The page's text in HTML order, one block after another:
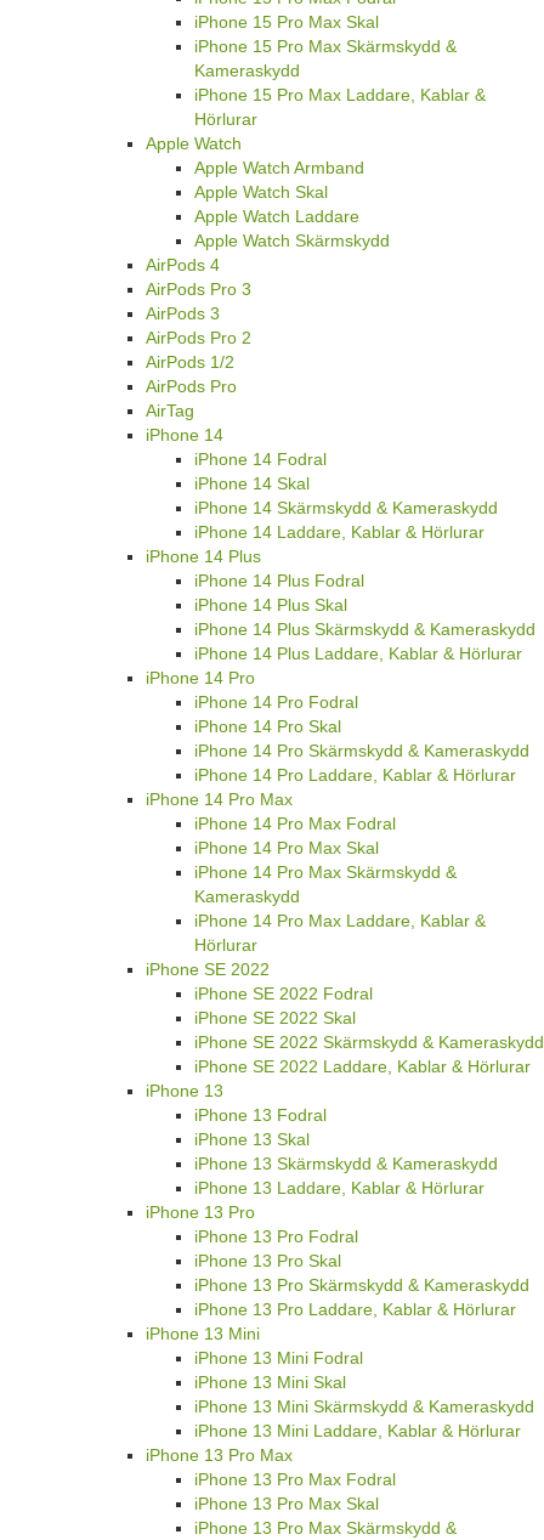
iPhone 15 Pro Max Skal
iPhone 15 Pro Max Skärmskydd &
Kameraskydd
iPhone 15 Pro Max Laddare, Kablar &
Hörlurar
Apple Watch
Apple Watch Armband
Apple Watch Skal
Apple Watch Laddare
Apple Watch Skärmskydd
AirPods 4
AirPods Pro 3
AirPods 3
AirPods Pro 2
AirPods 1/2
AirPods Pro
AirTag
iPhone 14
iPhone 14 Fodral
iPhone 14 Skal
iPhone 14 Skärmskydd & Kameraskydd
iPhone 14 Laddare, Kablar & Hörlurar
iPhone 14 Plus
iPhone 14 Plus Fodral
iPhone 14 Plus Skal
iPhone 14 Plus Skärmskydd & Kameraskydd
iPhone 14 Plus Laddare, Kablar & Hörlurar
iPhone 14 Pro
iPhone 14 Pro Fodral
iPhone 14 Pro Skal
iPhone 14 Pro Skärmskydd & Kameraskydd
iPhone 14 Pro Laddare, Kablar & Hörlurar
iPhone 14 Pro Max
iPhone 14 Pro Max Fodral
iPhone 14 Pro Max Skal
iPhone 14 Pro Max Skärmskydd &
Kameraskydd
iPhone 14 Pro Max Laddare, Kablar &
Hörlurar
iPhone SE 2022
iPhone SE 2022 Fodral
iPhone SE 2022 Skal
iPhone SE 2022 Skärmskydd & Kameraskydd
iPhone SE 2022 Laddare, Kablar & Hörlurar
iPhone 13
iPhone 13 Fodral
iPhone 13 Skal
iPhone 13 Skärmskydd & Kameraskydd
iPhone 13 Laddare, Kablar & Hörlurar
iPhone 13 Pro
iPhone 13 Pro Fodral
iPhone 13 Pro Skal
iPhone 13 Pro Skärmskydd & Kameraskydd
iPhone 13 Pro Laddare, Kablar & Hörlurar
iPhone 13 Mini
iPhone 13 Mini Fodral
iPhone 13 Mini Skal
iPhone 13 Mini Skärmskydd & Kameraskydd
iPhone 13 Mini Laddare, Kablar & Hörlurar
iPhone 13 Pro Max
iPhone 13 Pro Max Fodral
iPhone 13 Pro Max Skal
iPhone 13 Pro Max Skärmskydd &